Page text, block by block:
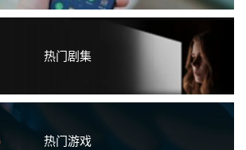
热门剧集
热门游戏